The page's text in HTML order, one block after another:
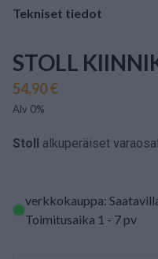
Tekniset tiedot
STOLL
54,90 €
Alv 0%
Stoll alkuperäiset
verkkokauppa:
Toimitusaika 1 - 7 pv